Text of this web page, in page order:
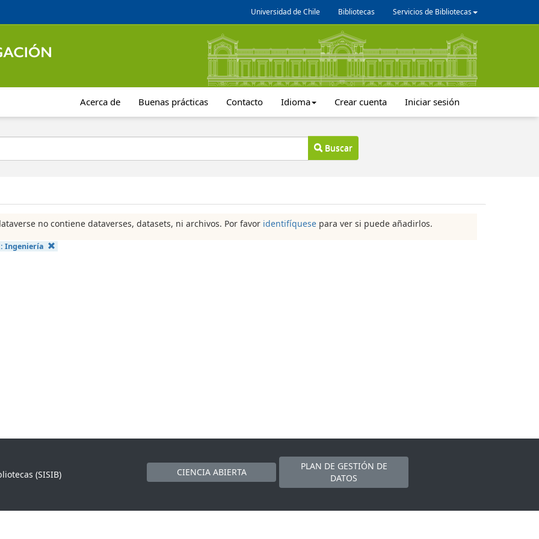
Universidad de Chile Bibliotecas Servicios de Bibliotecas
Acerca de Buenas prácticas Contacto Idioma Crear cuenta Iniciar sesión
Buscar
no contiene dataverses, datasets, ni archivos. Por favor identifíquese para ver si puede añadirlos.
Ingeniería
(SISIB)
CIENCIA ABIERTA
PLAN DE GESTIÓN DE
DATOS